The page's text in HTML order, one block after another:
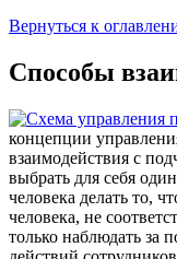
Вернуться к
Способы
концепции
взаимодействия с
выбрать для себя
человека делать то,
человека, не
только наблюдать за